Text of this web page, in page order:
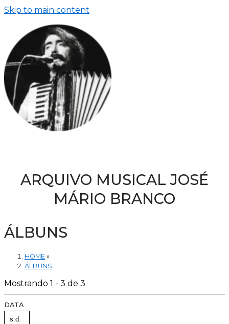
Skip to main content
ARQUIVO MUSICAL JOSÉ
MÁRIO BRANCO
ÁLBUNS
HOME »
ÁLBUNS
Mostrando 1 - 3 de 3
DATA